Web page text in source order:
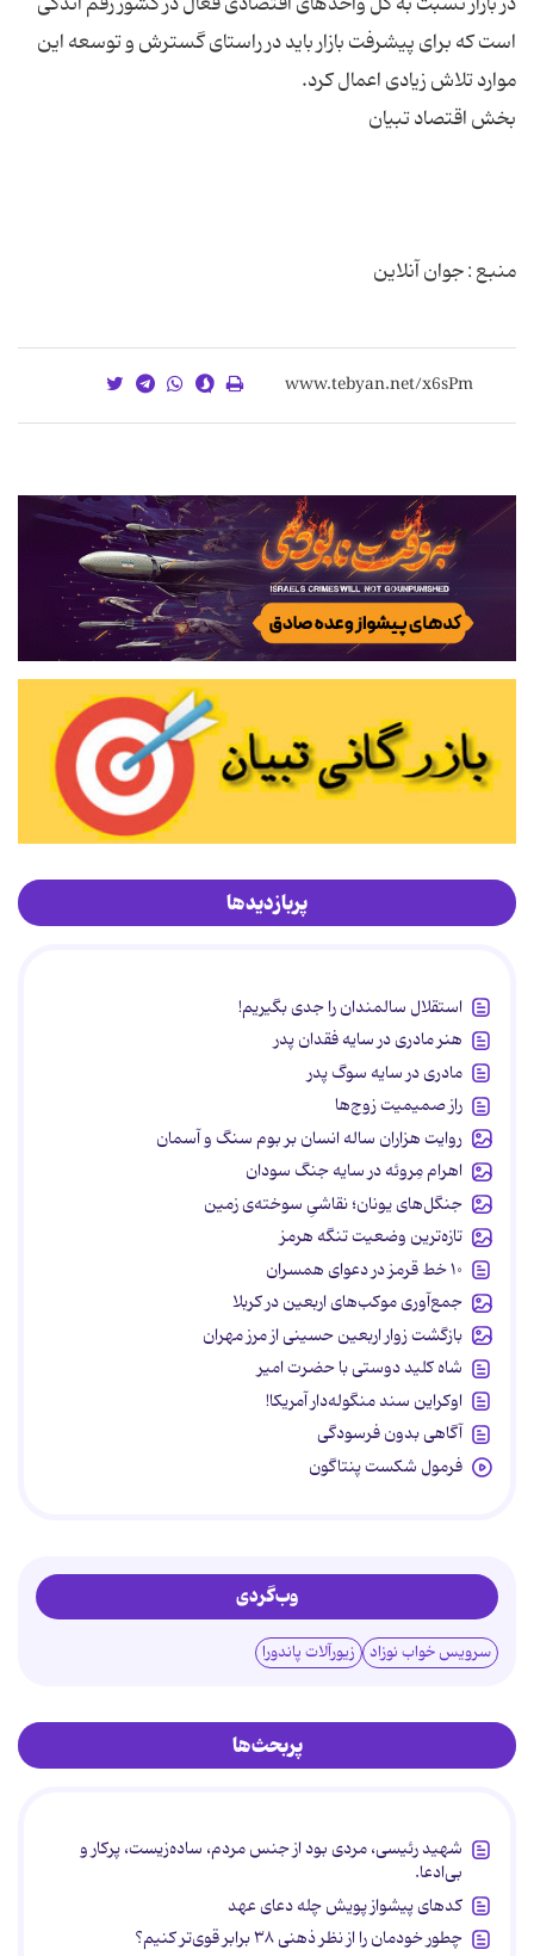
است که برای پیشرفت بازار باید در راستای گسترش و توسعه این
منبع : جوان آنلاین
پربازدیدها
استقلال سالمندان را جدی بگیریم!
هنر مادری در سایه‌ فقدان پدر
مادری در سایه سوگ پدر
راز صمیمیت زوج‌ها
روایت هزاران ساله انسان بر بوم سنگ و آسمان
اهرام مِروئه در سایه جنگ سودان
جنگل‌های یونان؛ نقاشیِ سوخته‌ی زمین
تازه‌ترین وضعیت تنگه هرمز
۱۰ خط قرمز در دعوای همسران
جمع‌آوری موکب‌های اربعین در کربلا
بازگشت زوار اربعین حسینی از مرز مهران
شاه کلید دوستی با حضرت امیر
اوکراین سند منگوله‌دار آمریکا!
آگاهی بدون فرسودگی
فرمول شکست پنتاگون
وب‌گردی
سرویس خواب نوزاد زیورآلات پاندورا
پربحث‌ها
شهید رئیسی، مردی بود از جنس مردم، ساده‌زیست، پرکار و
بی‌ادعا.
کدهای پیشواز پویش چله دعای عهد
چطور خودمان را از نظر ذهنی ۳۸ برابر قوی‌تر کنیم؟